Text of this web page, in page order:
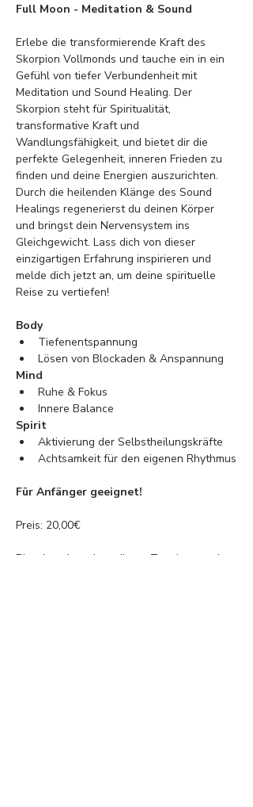
Full Moon - Meditation & Sound
Erlebe die transformierende Kraft des
Skorpion Vollmonds und tauche ein in ein
Gefühl von tiefer Verbundenheit mit
Meditation und Sound Healing. Der
Skorpion steht für Spiritualität,
transformative Kraft und
Wandlungsfähigkeit, und bietet dir die
perfekte Gelegenheit, inneren Frieden zu
finden und deine Energien auszurichten.
Durch die heilenden Klänge des Sound
Healings regenerierst du deinen Körper
und bringst dein Nervensystem ins
Gleichgewicht. Lass dich von dieser
einzigartigen Erfahrung inspirieren und
melde dich jetzt an, um deine spirituelle
Reise zu vertiefen!
Body
Tiefenentspannung
Lösen von Blockaden & Anspannung
Mind
Ruhe & Fokus
Innere Balance
Spirit
Aktivierung der Selbstheilungskräfte
Achtsamkeit für den eigenen Rhythmus
Für Anfänger geeignet!
Preis: 20,00€
Bitte beachte, dass dieser Termin erst ab